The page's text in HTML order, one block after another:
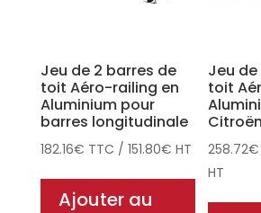
Jeu de 2 barres de
toit Aéro-railing en
Aluminium pour
barres longitudinale
182.16€ TTC / 151.80€ HT
Ajouter au
Jeu
toit
258.72€
HT